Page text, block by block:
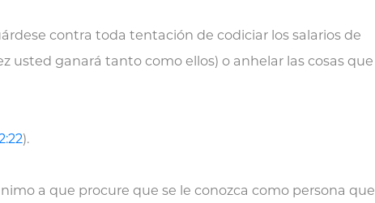
contra toda tentación de codiciar los salarios de
usted ganará tanto como ellos) o anhelar las cosas que
).
a que procure que se le conozca como persona que